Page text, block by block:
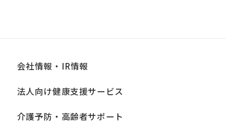
会社情報・IR情報
法人向け健康支援サービス
介護予防・高齢者サポート